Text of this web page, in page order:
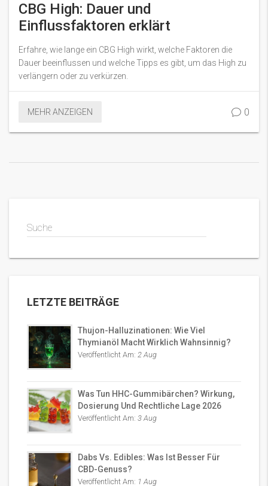
CBG High: Dauer und
Einflussfaktoren erklärt
Erfahre, wie lange ein CBG High wirkt, welche Faktoren die
Dauer beeinflussen und welche Tipps es gibt, um das High zu
verlängern oder zu verkürzen.
MEHR ANZEIGEN 0
Suche
LETZTE BEITRÄGE
Thujon-Halluzinationen: Wie Viel
Thymianöl Macht Wirklich Wahnsinnig?
Veröffentlicht Am: 2 Aug
Was Tun HHC-Gummibärchen? Wirkung,
Dosierung Und Rechtliche Lage 2026
Veröffentlicht Am: 3 Aug
Dabs Vs. Edibles: Was Ist Besser Für
CBD-Genuss?
Veröffentlicht Am: 1 Aug